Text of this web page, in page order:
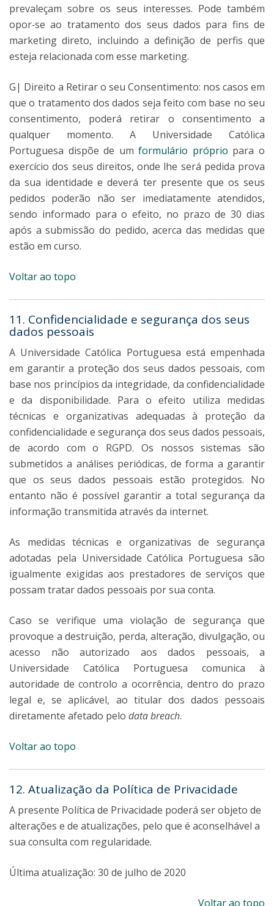
prevaleçam sobre os seus interesses. Pode também
opor‐se ao tratamento dos seus dados para fins de
marketing direto, incluindo a definição de perfis que
esteja relacionada com esse marketing.
G| Direito a Retirar o seu Consentimento: nos casos em
que o tratamento dos dados seja feito com base no seu
consentimento, poderá retirar o consentimento a
qualquer momento. A Universidade Católica
Portuguesa dispõe de umformulário próprio para o
exercício dos seus direitos, onde lhe será pedida prova
da sua identidade e deverá ter presente que os seus
pedidos poderão não ser imediatamente atendidos,
sendo informado para o efeito, no prazo de 30 dias
após a submissão do pedido, acerca das medidas que
estão em curso.
Voltar ao topo
11. Confidencialidade e segurança dos seus
dados pessoais
A Universidade Católica Portuguesa está empenhada
em garantir a proteção dos seus dados pessoais, com
base nos princípios da integridade, da confidencialidade
e da disponibilidade. Para o efeito utiliza medidas
técnicas e organizativas adequadas à proteção da
confidencialidade e segurança dos seus dados pessoais,
de acordo com o RGPD. Os nossos sistemas são
submetidos a análises periódicas, de forma a garantir
que os seus dados pessoais estão protegidos. No
entanto não é possível garantir a total segurança da
informação transmitida através da internet.
As medidas técnicas e organizativas de segurança
adotadas pela Universidade Católica Portuguesa são
igualmente exigidas aos prestadores de serviços que
possam tratar dados pessoais por sua conta.
Caso se verifique uma violação de segurança que
provoque a destruição, perda, alteração, divulgação, ou
acesso não autorizado aos dados pessoais, a
Universidade Católica Portuguesa comunica à
autoridade de controlo a ocorrência, dentro do prazo
legal e, se aplicável, ao titular dos dados pessoais
diretamente afetado pelo data breach.
Voltar ao topo
12. Atualização da Política de Privacidade
A presente Política de Privacidade poderá ser objeto de
alterações e de atualizações, pelo que é aconselhável a
sua consulta com regularidade.
Última atualização: 30 de julho de 2020
Voltar ao topo